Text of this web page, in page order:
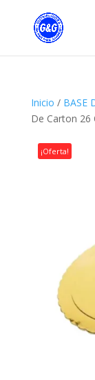
Inicio / BASE
De Carton 26
¡Oferta!